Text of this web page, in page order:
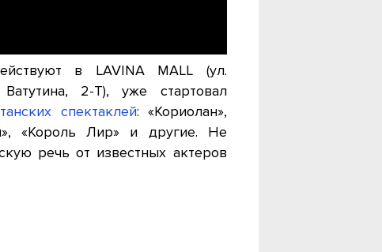
в LAVINA MALL (ул.
2-Т), уже стартовал
спектаклей: «Кориолан»,
«Король Лир» и другие. Не
речь от известных актеров